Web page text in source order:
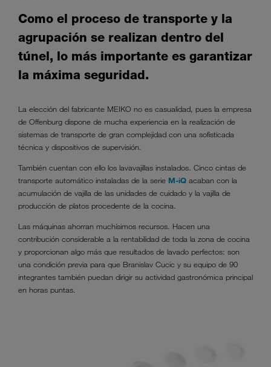
Como el proceso de transporte y la
agrupación se realizan dentro del
túnel, lo más importante es garantizar
la máxima seguridad.
La elección del fabricante MEIKO no es casualidad, pues la empresa
de Offenburg dispone de mucha experiencia en la realización de
sistemas de transporte de gran complejidad con una sofisticada
técnica y dispositivos de supervisión.
También cuentan con ello los lavavajillas instalados. Cinco cintas de
transporte automático instaladas de la serie M-iQ acaban con la
acumulación de vajilla de las unidades de cuidado y la vajilla de
producción de platos procedente de la cocina.
Las máquinas ahorran muchísimos recursos. Hacen una
contribución considerable a la rentabilidad de toda la zona de cocina
y proporcionan algo más que resultados de lavado perfectos: son
una condición previa para que Branislav Cucic y su equipo de 90
integrantes también puedan dirigir su actividad gastronómica principal
en horas puntas.